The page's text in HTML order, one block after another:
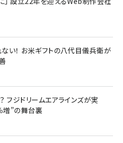
い！ お米ギフトの八代目儀兵衛が
フジドリームエアラインズが実
増”の舞台裏